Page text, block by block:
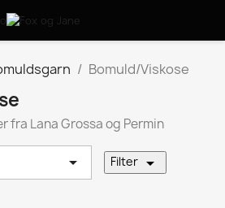
Bomuld/Viskose
fra Lana Grossa og Permin
 Filter 